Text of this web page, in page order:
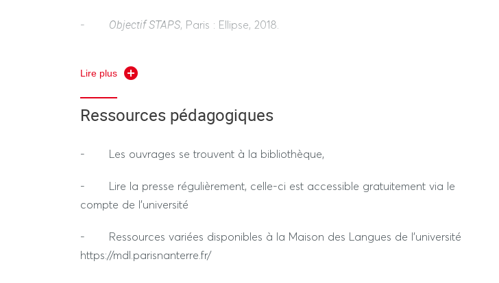
- Objectif STAPS, Paris : Ellipse, 2018.
- OFFERLE, B.English for Economics and Management
- Oxford Dictionary for Business.
- PEDERSEN, P.Encyclopedia for Sport Management, EE, 2014.
Lire plus
Ressources pédagogiques
- Les ouvrages se trouvent à la bibliothèque,
- Lire la presse régulièrement, celle-ci est accessible gratuitement via le
compte de l’université
- Ressources variées disponibles à la Maison des Langues de l’université
https://mdl.parisnanterre.fr/